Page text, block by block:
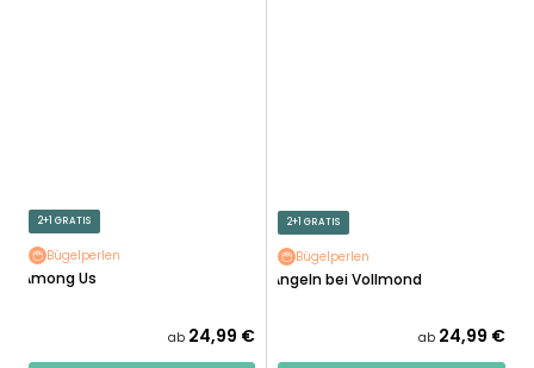
2+1 GRATIS
Bügelperlen
Among Us
ab 24,99 €
2+1 GRATIS
Bügelperlen
Angeln bei Vollmond
ab 24,99 €